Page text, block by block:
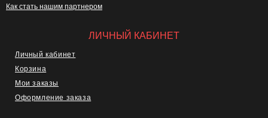
Как стать нашим партнером
ЛИЧНЫЙ КАБИНЕТ
Личный кабинет
Корзина
Мои заказы
Оформление заказа